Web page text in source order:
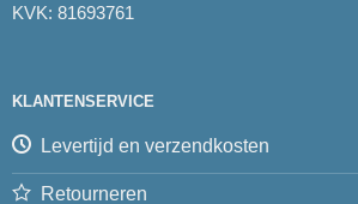
KVK: 81693761
KLANTENSERVICE
Levertijd en verzendkosten
Retourneren